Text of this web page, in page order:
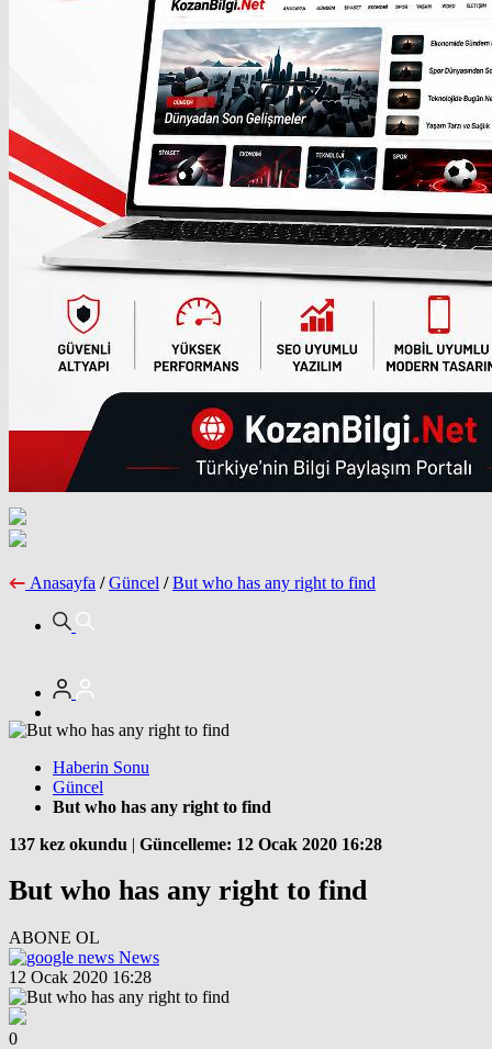
Anasayfa / Güncel / But who has any right to find
Haberin Sonu
Güncel
But who has any right to find
137 kez okundu | Güncelleme: 12 Ocak 2020 16:28
But who has any right to find
ABONE OL
News
12 Ocak 2020 16:28
0